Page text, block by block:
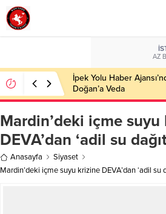
AZ
İpek Yolu Haber
Doğan’a Veda
Mardin’deki içme suyu
DEVA’dan ‘adil su
Anasayfa
Siyaset
Mardin’deki içme suyu krizine DEVA’dan ‘adil su